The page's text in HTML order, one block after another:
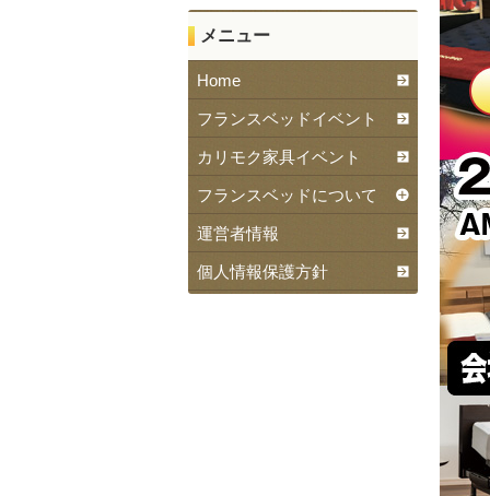
メニュー
Home
フランスベッドイベント
カリモク家具イベント
フランスベッドについて
運営者情報
個人情報保護方針